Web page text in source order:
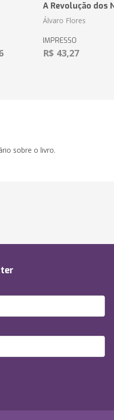
A Revolução dos
Álvaro Flores
IMPRESSO
R$ 43,27
sobre o livro.